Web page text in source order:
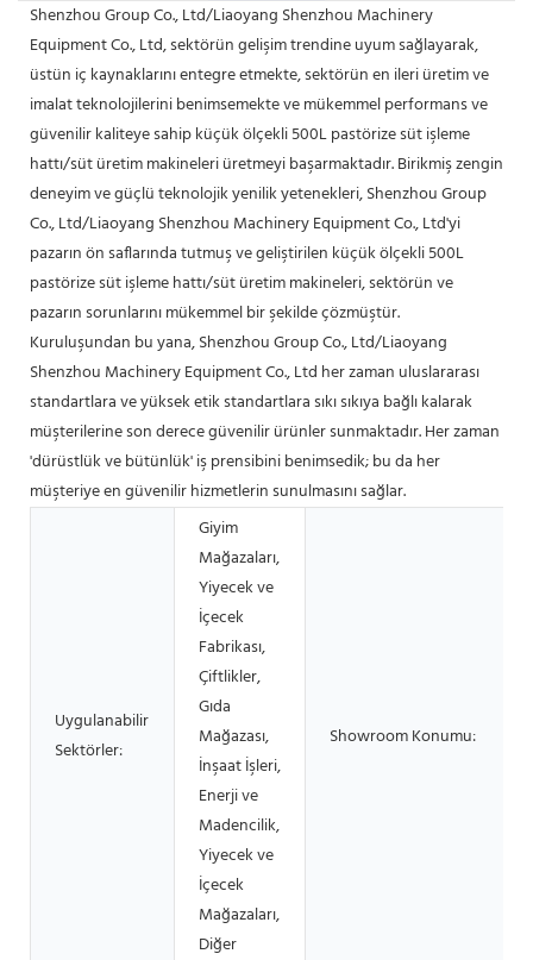
Shenzhou Group Co., Ltd/Liaoyang Shenzhou Machinery
Equipment Co., Ltd, sektörün gelişim trendine uyum sağlayarak,
üstün iç kaynaklarını entegre etmekte, sektörün en ileri üretim ve
imalat teknolojilerini benimsemekte ve mükemmel performans ve
güvenilir kaliteye sahip küçük ölçekli 500L pastörize süt işleme
hattı/süt üretim makineleri üretmeyi başarmaktadır. Birikmiş zengin
deneyim ve güçlü teknolojik yenilik yetenekleri, Shenzhou Group
Co., Ltd/Liaoyang Shenzhou Machinery Equipment Co., Ltd'yi
pazarın ön saflarında tutmuş ve geliştirilen küçük ölçekli 500L
pastörize süt işleme hattı/süt üretim makineleri, sektörün ve
pazarın sorunlarını mükemmel bir şekilde çözmüştür.
Kuruluşundan bu yana, Shenzhou Group Co., Ltd/Liaoyang
Shenzhou Machinery Equipment Co., Ltd her zaman uluslararası
standartlara ve yüksek etik standartlara sıkı sıkıya bağlı kalarak
müşterilerine son derece güvenilir ürünler sunmaktadır. Her zaman
'dürüstlük ve bütünlük' iş prensibini benimsedik; bu da her
müşteriye en güvenilir hizmetlerin sunulmasını sağlar.
Uygulanabilir
Sektörler:
Giyim
Mağazaları,
Yiyecek ve
İçecek
Fabrikası,
Çiftlikler,
Gıda
Mağazası,
İnşaat İşleri,
Enerji ve
Madencilik,
Yiyecek ve
İçecek
Mağazaları,
Diğer
Showroom Konumu: